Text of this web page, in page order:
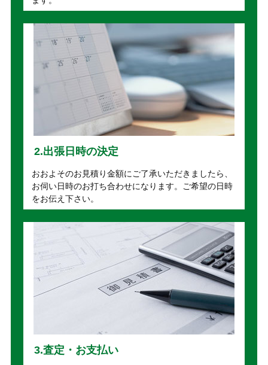
2.出張日時の決定
おおよそのお見積り金額にご了承いただきましたら、
お伺い日時のお打ち合わせになります。ご希望の日時
をお伝え下さい。
3.査定・お支払い